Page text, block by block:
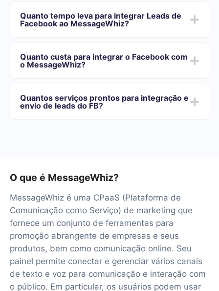
MessageWhiz
Ative a atualização automática
Quanto tempo leva para integrar Leads de
Facebook ao MessageWhiz?
de 5 a 30 minutos. Em média, a configuração leva de
10 a 15 minutos.
Quanto custa para integrar o Facebook com
o MessageWhiz?
conjunto de recursos que melhor se adapta às suas
necessidades. Além disso, você tem a oportunidade de
Quantos serviços prontos para integração e
envio de leads do FB?
O que é MessageWhiz?
MessageWhiz é uma CPaaS (Plataforma de
Comunicação como Serviço) de marketing que
fornece um conjunto de ferramentas para
promoção abrangente de empresas e seus
produtos, bem como comunicação online. Seu
painel permite conectar e gerenciar vários canais
de texto e voz para comunicação e interação com
o público. Em particular, os usuários podem usar